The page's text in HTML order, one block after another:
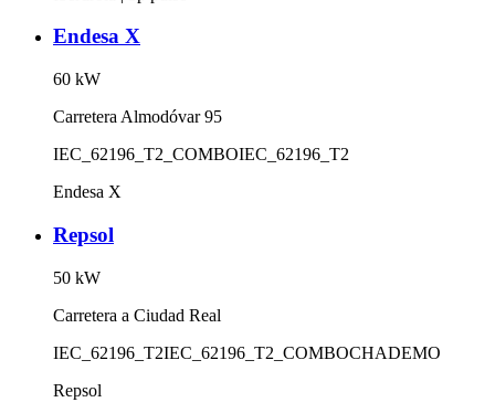
Endesa X
60 kW
Carretera Almodóvar 95
IEC_62196_T2_COMBOIEC_62196_T2
Endesa X
Repsol
50 kW
Carretera a Ciudad Real
IEC_62196_T2IEC_62196_T2_COMBOCHADEMO
Repsol